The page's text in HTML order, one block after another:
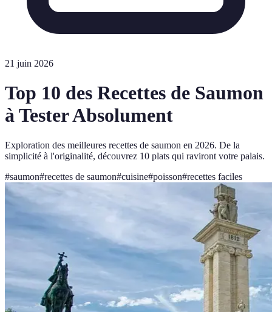
21 juin 2026
Top 10 des Recettes de Saumon
à Tester Absolument
Exploration des meilleures recettes de saumon en 2026. De la
simplicité à l'originalité, découvrez 10 plats qui raviront votre palais.
#saumon#recettes de saumon#cuisine#poisson#recettes faciles